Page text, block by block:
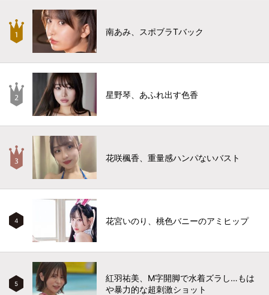
南あみ、スポブラTバック
星野琴、あふれ出す色香
花咲楓香、重量感ハンパないバスト
4 花宮いのり、桃色バニーのアミヒップ
5
紅羽祐美、M字開脚で水着ズラし…もは
や暴力的な超刺激ショット